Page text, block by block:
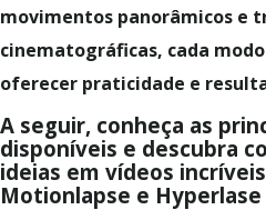
movimentos panorâmicos e
cinematográficas, cada
oferecer praticidade e
A seguir, conheça as
disponíveis e descubra
ideias em vídeos
Motionlapse e Hyperlase